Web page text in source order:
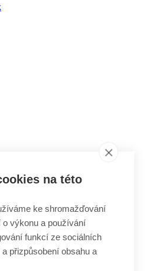
na této
ke shromažďování
o výkonu a používání
funkcí ze sociálních
přizpůsobení obsahu a